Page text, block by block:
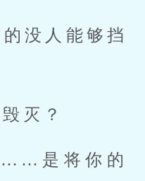
没人能够挡
灭？
……是将你的